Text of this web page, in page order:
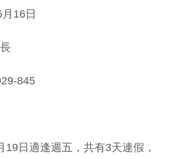
16日
845
19日適逢週五，共有3天連假，